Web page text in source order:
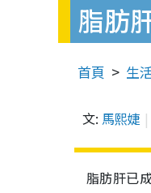
脂肪
首頁 生
文: 馬熙婕
脂肪肝已